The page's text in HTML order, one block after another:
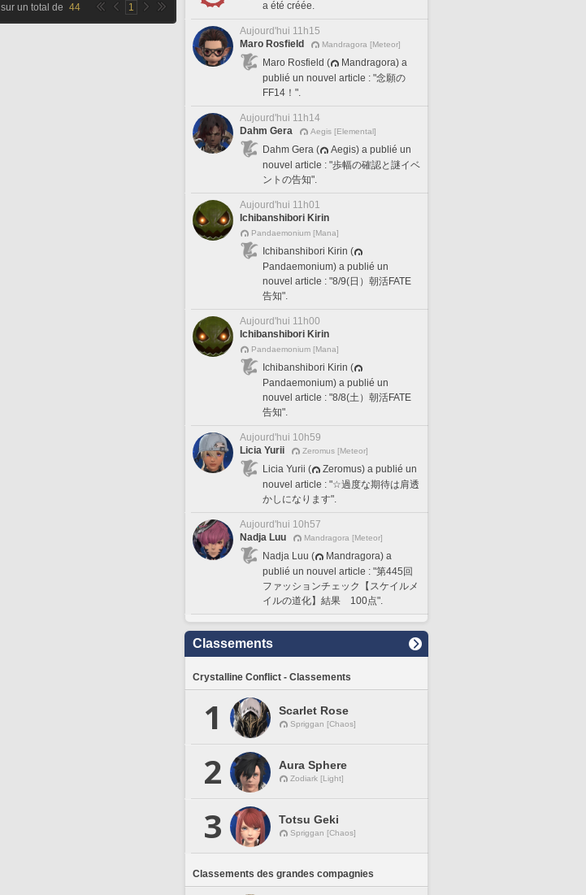
sur un total de 44 1
a été créée.
Aujourd'hui 11h15
Maro Rosfield
Mandragora [Meteor]
Maro Rosfield (
Mandragora) a
publié un nouvel article : "念願の
FF14！".
Aujourd'hui 11h14
Dahm Gera
Aegis [Elemental]
Dahm Gera (
Aegis) a publié un
nouvel article : "歩幅の確認と謎イベ
ントの告知".
Aujourd'hui 11h01
Ichibanshibori Kirin
Pandaemonium [Mana]
Ichibanshibori Kirin (
Pandaemonium) a publié un
nouvel article : "8/9(日）朝活FATE
告知".
Aujourd'hui 11h00
Ichibanshibori Kirin
Pandaemonium [Mana]
Ichibanshibori Kirin (
Pandaemonium) a publié un
nouvel article : "8/8(土）朝活FATE
告知".
Aujourd'hui 10h59
Licia Yurii
Zeromus [Meteor]
Licia Yurii (
Zeromus) a publié un
nouvel article : "☆過度な期待は肩透
かしになります".
Aujourd'hui 10h57
Nadja Luu
Mandragora [Meteor]
Nadja Luu (
Mandragora) a
publié un nouvel article : "第445回
ファッションチェック【スケイルメ
イルの道化】結果 100点".
Classements
Crystalline Conflict - Classements
1 Scarlet Rose
Spriggan [Chaos]
2 Aura Sphere
Zodiark [Light]
3 Totsu Geki
Spriggan [Chaos]
Classements des grandes compagnies